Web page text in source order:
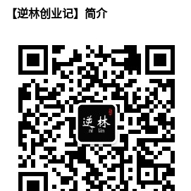
【逆林创业记】简介